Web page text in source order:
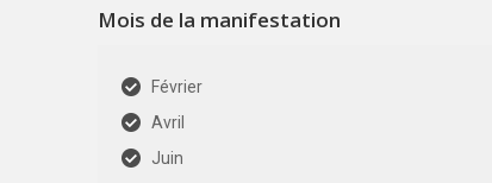
Mois de la manifestation
Février
Avril
Juin